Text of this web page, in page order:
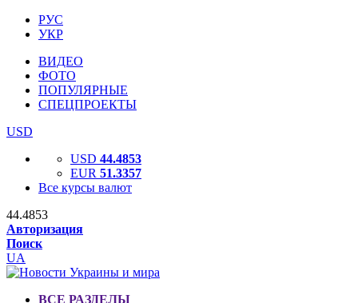
РУС
УКР
ВИДЕО
ФОТО
ПОПУЛЯРНЫЕ
СПЕЦПРОЕКТЫ
USD
USD 44.4853
EUR 51.3357
Все курсы валют
44.4853
Авторизация
Поиск
UA
ВСЕ РАЗДЕЛЫ